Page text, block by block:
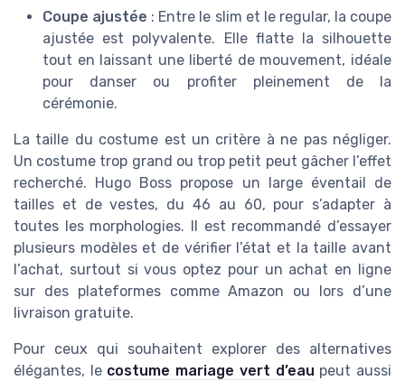
Coupe ajustée : Entre le slim et le regular, la coupe
ajustée est polyvalente. Elle flatte la silhouette
tout en laissant une liberté de mouvement, idéale
pour danser ou profiter pleinement de la
cérémonie.
La taille du costume est un critère à ne pas négliger.
Un costume trop grand ou trop petit peut gâcher l’effet
recherché. Hugo Boss propose un large éventail de
tailles et de vestes, du 46 au 60, pour s’adapter à
toutes les morphologies. Il est recommandé d’essayer
plusieurs modèles et de vérifier l’état et la taille avant
l’achat, surtout si vous optez pour un achat en ligne
sur des plateformes comme Amazon ou lors d’une
livraison gratuite.
Pour ceux qui souhaitent explorer des alternatives
élégantes, le costume mariage vert d’eau peut aussi